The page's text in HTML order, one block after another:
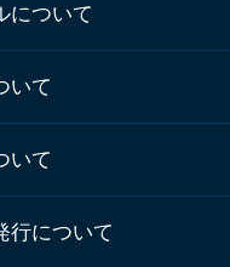
について
いて
いて
行について